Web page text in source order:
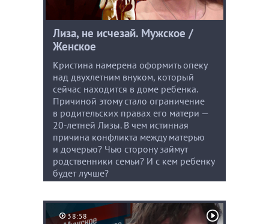
Лиза, не исчезай. Мужское /
Женское
Кристина намерена оформить опеку
над двухлетним внуком, который
сейчас находится в доме ребенка.
Причиной этому стало ограничение
в родительских правах его матери —
20-летней Лизы. В чем истинная
причина конфликта между матерью
и дочерью? Чью сторону займут
родственники семьи? И с кем ребенку
будет лучше?
38:58